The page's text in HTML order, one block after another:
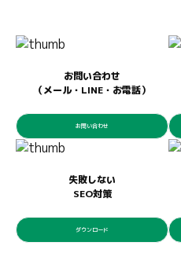
お問い合わせ
（メール・LINE・お電話）
お問い合わせ
失敗しない
SEO対策
ダウンロード